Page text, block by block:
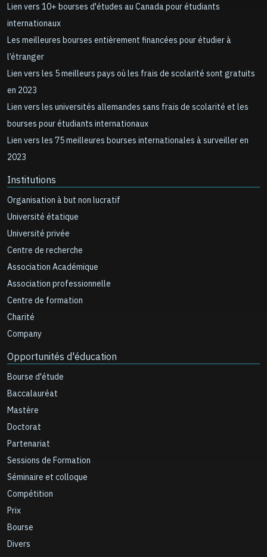
Lien vers 10+ bourses d'études au Canada pour étudiants
internationaux
Les meilleures bourses entièrement financées pour étudier à
l’étranger
Lien vers les 5 meilleurs pays où les frais de scolarité sont gratuits
en 2023
Lien vers les universités allemandes sans frais de scolarité et les
bourses pour étudiants internationaux
Lien vers les 75 meilleures bourses internationales à surveiller en
2023
Institutions
Organisation à but non lucratif
Université étatique
Université privée
Centre de recherche
Association Académique
Association professionnelle
Centre de formation
Charité
Company
Opportunités d'éducation
Bourse d'étude
Baccalauréat
Mastère
Doctorat
Partenariat
Sessions de Formation
Séminaire et colloque
Compétition
Prix
Bourse
Divers